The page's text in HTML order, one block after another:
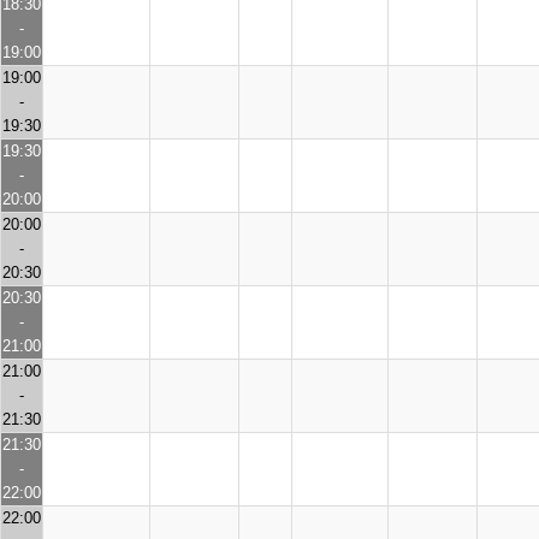
18:30
-
19:00
19:00
-
19:30
19:30
-
20:00
20:00
-
20:30
20:30
-
21:00
21:00
-
21:30
21:30
-
22:00
22:00